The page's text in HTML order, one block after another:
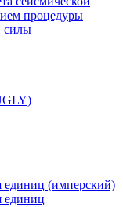
процедуры
силы
единиц (имперский)
единиц